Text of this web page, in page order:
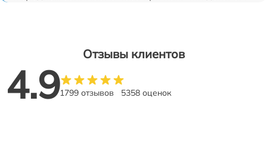
Отзывы клиентов
4.91799 отзывов 5358 оценок